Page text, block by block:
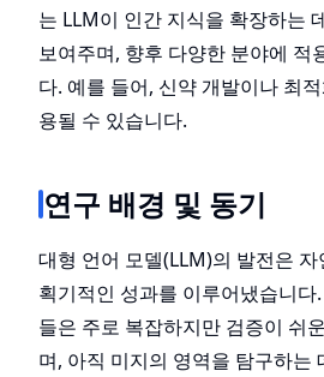
는 LLM이 인간 지식을 확장하는
보여주며, 향후 다양한 분야에 적
다. 예를 들어, 신약 개발이나 최
용될 수 있습니다.
연구 배경 및 동기
대형 언어 모델(LLM)의 발전은
획기적인 성과를 이루어냈습니다
들은 주로 복잡하지만 검증이 쉬
며, 아직 미지의 영역을 탐구하는